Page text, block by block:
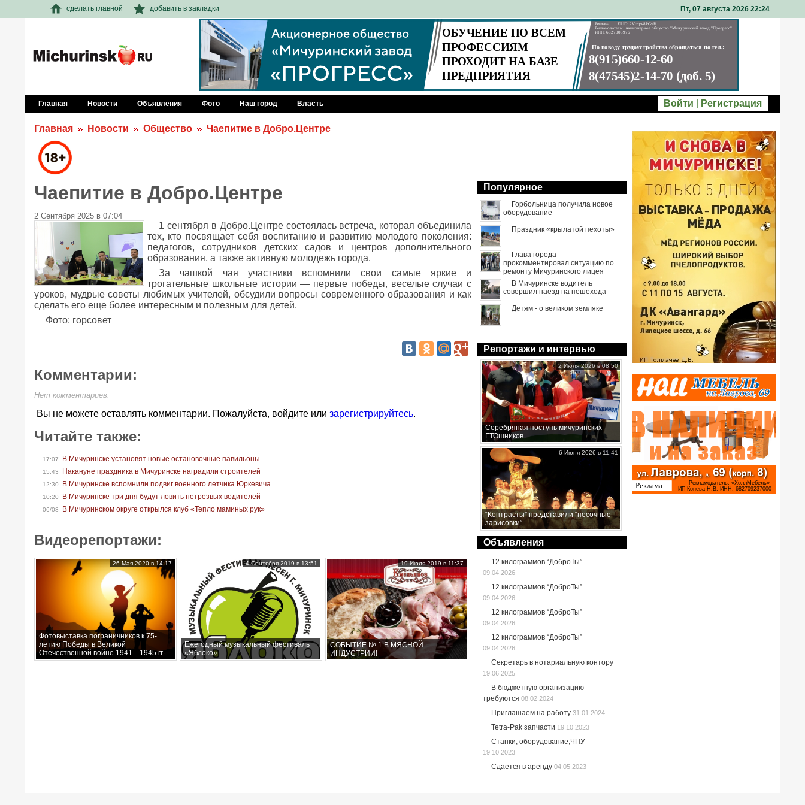
сделать главной добавить в закладки Пт, 07 августа 2026 22 24
Главная Новости Объявления Фото Наш город Власть Войти Регистрация
Главная Новости Общество Чаепитие в Добро.Центре
Чаепитие в Добро.Центре
2 Сентября 2025 в 07:04
1 сентября в Добро.Центре состоялась встреча, которая объединила
тех, кто посвящает себя воспитанию и развитию молодого поколения:
педагогов, сотрудников детских садов и центров дополнительного
образования, а также активную молодежь города.
За чашкой чая участники вспомнили свои самые яркие и
трогательные школьные истории — первые победы, веселые случаи с
уроков, мудрые советы любимых учителей, обсудили вопросы современного образования и как
сделать его еще более интересным и полезным для детей.
Фото: горсовет
Комментарии:
Нет комментариев.
Вы не можете оставлять комментарии. Пожалуйста, войдите или зарегистрируйтесь.
Читайте также:
17:07 В Мичуринске установят новые остановочные павильоны
15:43 Накануне праздника в Мичуринске наградили строителей
12:30 В Мичуринске вспомнили подвиг военного летчика Юркевича
10:20 В Мичуринске три дня будут ловить нетрезвых водителей
06/08 В Мичуринском округе открылся клуб «Тепло маминых рук»
Видеорепортажи:
Фотовыставка пограничников к 75-
летию Победы в Великой
Отечественной войне 1941—1945 гг.
26 Мая 2020 в 14:17
Ежегодный музыкальный фестиваль
«Яблоко»
4 Сентября 2019 в 13:51
СОБЫТИЕ № 1 В МЯСНОЙ
ИНДУСТРИИ!
19 Июля 2019 в 11:37
Популярное
Горбольница получила новое
оборудование
Праздник «крылатой пехоты»
Глава города
прокомментировал ситуацию по
ремонту Мичуринского лицея
В Мичуринске водитель
совершил наезд на пешехода
Детям - о великом земляке
Репортажи и интервью
Серебряная поступь мичуринских
ГТОшников
2 Июля 2026 в 08:50
“Контрасты” представили “песочные
зарисовки”
6 Июня 2026 в 11:41
Объявления
12 килограммов “ДоброТы”
09.04.2026
12 килограммов “ДоброТы”
09.04.2026
12 килограммов “ДоброТы”
09.04.2026
12 килограммов “ДоброТы”
09.04.2026
Секретарь в нотариальную контору
19.06.2025
В бюджетную организацию
требуются 08.02.2024
Приглашаем на работу 31.01.2024
Tetra-Pak запчасти 19.10.2023
Станки, оборудование,ЧПУ
19.10.2023
Сдается в аренду 04.05.2023